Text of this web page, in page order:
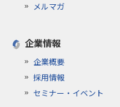
メルマガ
企業情報
企業概要
採用情報
セミナー・イベント